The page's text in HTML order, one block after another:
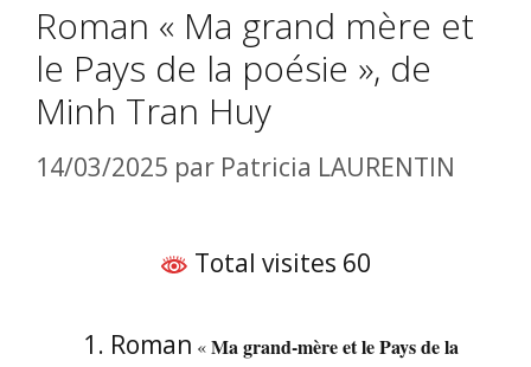
Roman « Ma grand mère et
le Pays de la poésie », de
Minh Tran Huy
14/03/2025 par Patricia LAURENTIN
Total visites 60
Roman «Ma grand-mère et le Pays de la